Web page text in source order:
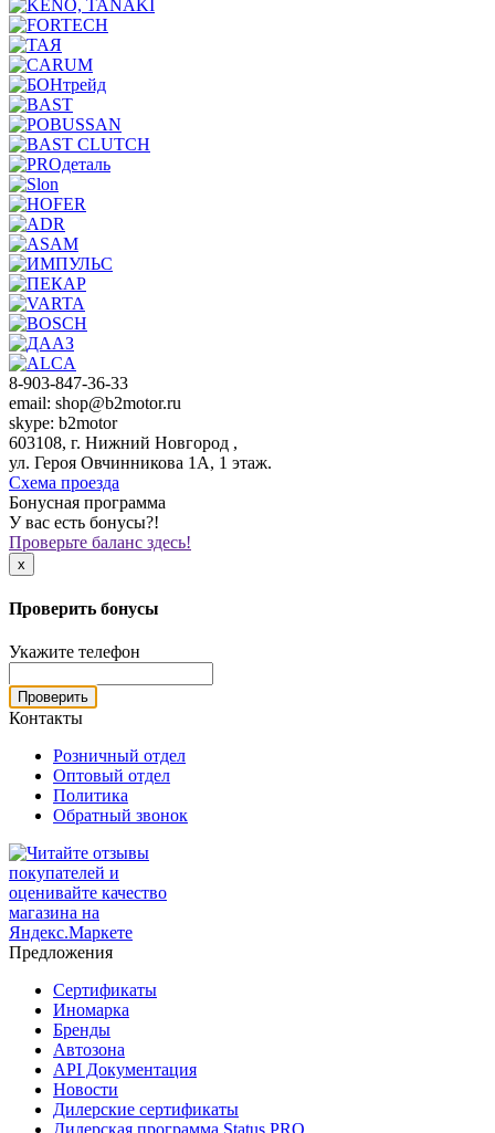
8-903-847-36-33
email: shop@b2motor.ru
skype: b2motor
603108, г. Нижний Новгород ,
ул. Героя Овчинникова 1А, 1 этаж.
Схема проезда
Бонусная программа
У вас есть бонусы?!
Проверьте баланс здесь!
x
Проверить бонусы
Укажите телефон
Проверить
Контакты
Розничный отдел
Оптовый отдел
Политика
Обратный звонок
Предложения
Сертификаты
Иномарка
Бренды
Автозона
API Документация
Новости
Дилерские сертификаты